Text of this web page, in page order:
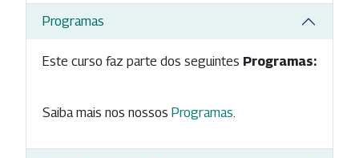
Programas
Este curso faz parte dos seguintes Programas:
Saiba mais nos nossos Programas